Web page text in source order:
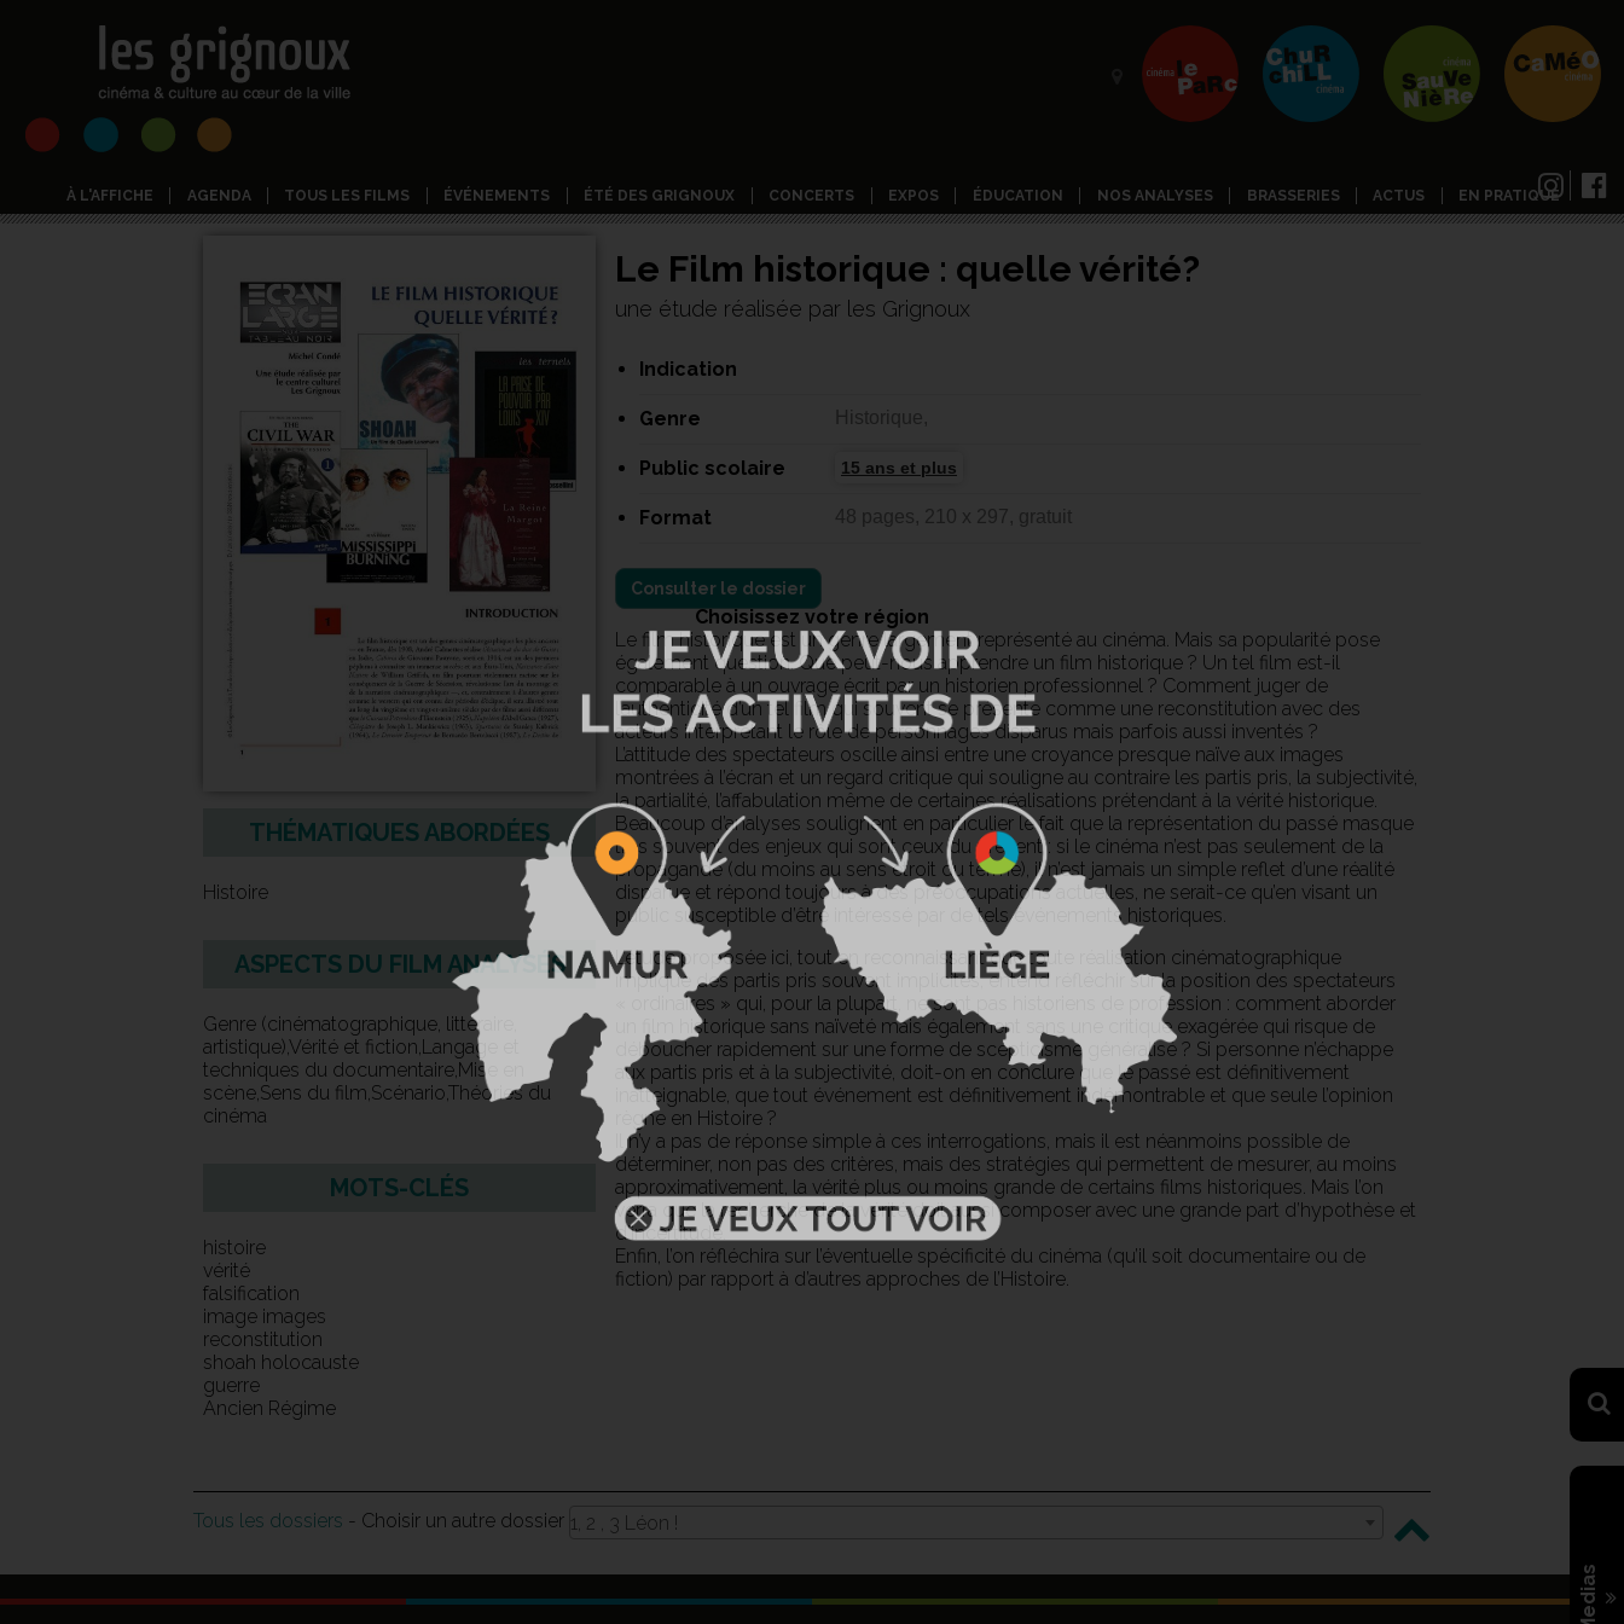
Medias
À L'AFFICHE AGENDA TOUS LES FILMS ÉVÉNEMENTS ÉTÉ DES GRIGNOUX CONCERTS EXPOS ÉDUCATION NOS ANALYSES BRASSERIES ACTUS EN PRATIQUE
THÉMATIQUES ABORDÉES
Histoire
ASPECTS DU FILM ANALYSÉS
Genre (cinématographique, littéraire,
artistique),Vérité et fiction,Langage et
techniques du documentaire,Mise en
scène,Sens du film,Scénario,Théories du
cinéma
MOTS-CLÉS
histoire
vérité
falsification
image images
reconstitution
shoah holocauste
guerre
Ancien Régime
Le Film historique : quelle vérité?
une étude réalisée par les Grignoux
Indication
Genre Historique,
Public scolaire 15 ans et plus
Format 48 pages, 210 x 297, gratuit
Consulter le dossier
Le film historique est un genre largement représenté au cinéma. Mais sa popularité pose
également question. Que peut-nous apprendre un film historique ? Un tel film est-il
comparable à un ouvrage écrit par un historien professionnel ? Comment juger de
l’authenticité d’un tel film qui souvent se présente comme une reconstitution avec des
acteurs interprétant le rôle de personnages disparus mais parfois aussi inventés ?
L’attitude des spectateurs oscille ainsi entre une croyance presque naïve aux images
montrées à l’écran et un regard critique qui souligne au contraire les partis pris, la subjectivité,
la partialité, l’affabulation même de certaines réalisations prétendant à la vérité historique.
Beaucoup d’analyses soulignent en particulier le fait que la représentation du passé masque
très souvent des enjeux qui sont ceux du présent : si le cinéma n’est pas seulement de la
propagande (du moins au sens étroit du terme), il n’est jamais un simple reflet d’une réalité
disparue et répond toujours à des préoccupations actuelles, ne serait-ce qu’en visant un
public susceptible d’être intéressé par de tels événements historiques.
L’étude proposée ici, tout en reconnaissant que toute réalisation cinématographique
implique des partis pris souvent implicites, entend réfléchir sur la position des spectateurs
« ordinaires » qui, pour la plupart, ne sont pas historiens de profession : comment aborder
un film historique sans naïveté mais également sans une critique exagérée qui risque de
déboucher rapidement sur une forme de scepticisme généralisé ? Si personne n’échappe
aux partis pris et à la subjectivité, doit-on en conclure que le passé est définitivement
inatteignable, que tout événement est définitivement indémontrable et que seule l’opinion
règne en Histoire ?
Il n’y a pas de réponse simple à ces interrogations, mais il est néanmoins possible de
déterminer, non pas des critères, mais des stratégies qui permettent de mesurer, au moins
approximativement, la vérité plus ou moins grande de certains films historiques. Mais l’on
verra que la recherche de la vérité doit aussi composer avec une grande part d’hypothèse et
d’incertitude.
Enfin, l’on réfléchira sur l’éventuelle spécificité du cinéma (qu’il soit documentaire ou de
fiction) par rapport à d’autres approches de l’Histoire.
Tous les dossiers - Choisir un autre dossier 1, 2 , 3 Léon !
Choisissez votre région